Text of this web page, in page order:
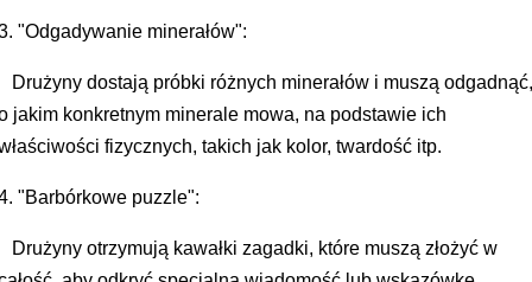
"Odgadywanie minerałów":
Drużyny dostają próbki różnych minerałów i muszą
jakim konkretnym minerale mowa, na podstawie ich
fizycznych, takich jak kolor, twardość itp.
"Barbórkowe puzzle":
Drużyny otrzymują kawałki zagadki, które muszą złożyć w